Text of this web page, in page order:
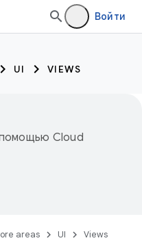
Войти
UI VIEWS
Cloud
areas UI Views